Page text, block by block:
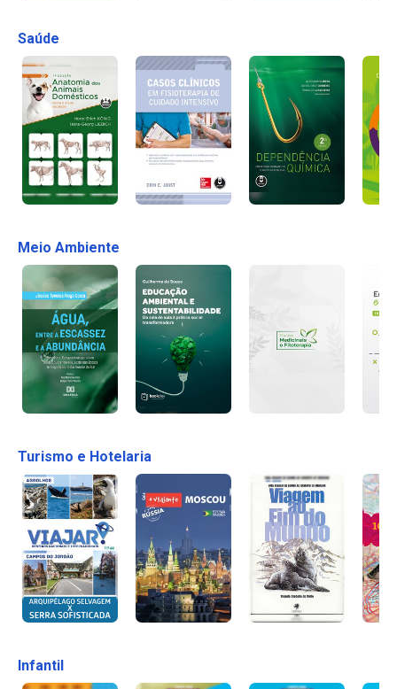
Saúde
Meio Ambiente
Turismo e Hotelaria
Infantil